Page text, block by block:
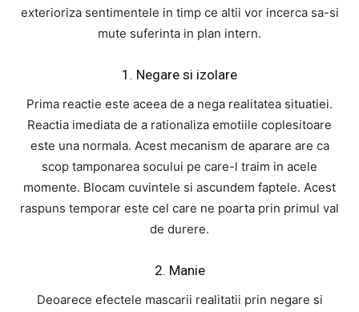
exterioriza sentimentele in timp ce altii vor incerca sa-si
mute suferinta in plan intern.
1. Negare si izolare
Prima reactie este aceea de a nega realitatea situatiei.
Reactia imediata de a rationaliza emotiile coplesitoare
este una normala. Acest mecanism de aparare are ca
scop tamponarea socului pe care-l traim in acele
momente. Blocam cuvintele si ascundem faptele. Acest
raspuns temporar este cel care ne poarta prin primul val
de durere.
2. Manie
Deoarece efectele mascarii realitatii prin negare si